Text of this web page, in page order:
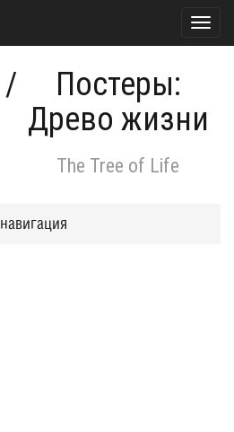
/
Постеры:
Древо жизни
The Tree of Life
навигация